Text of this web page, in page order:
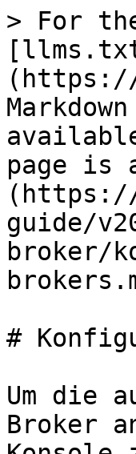
> For
page is
(https://
guide/
broker/
#
Um die
Broker